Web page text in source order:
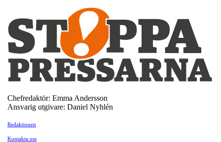
Chefredaktör: Emma Andersson
Ansvarig utgivare: Daniel Nyhlén
Redaktionen
Kontakta oss